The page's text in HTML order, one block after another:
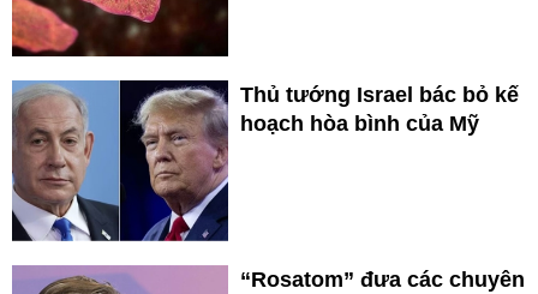
Thủ tướng Israel bác bỏ kế
hoạch hòa bình của Mỹ
“Rosatom” đưa các chuyên